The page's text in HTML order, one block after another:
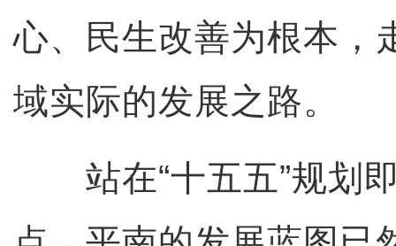
心、民生改善为根本，
域实际的发展之路。
站在“十五五”规划